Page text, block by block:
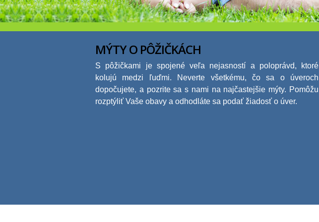
MÝTY O PÔŽIČKÁCH
S pôžičkami je spojené veľa nejasností a poloprávd, ktoré
kolujú medzi ľuďmi. Neverte všetkému, čo sa o úveroch
dopočujete, a pozrite sa s nami na najčastejšie mýty. Pomôžu
rozptýliť Vaše obavy a odhodláte sa podať žiadosť o úver.